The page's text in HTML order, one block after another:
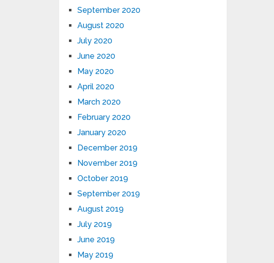
September 2020
August 2020
July 2020
June 2020
May 2020
April 2020
March 2020
February 2020
January 2020
December 2019
November 2019
October 2019
September 2019
August 2019
July 2019
June 2019
May 2019